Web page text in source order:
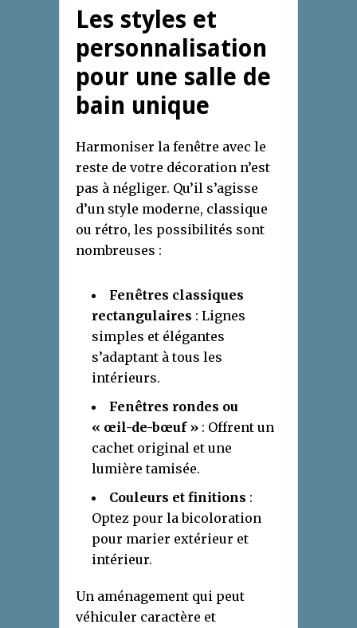
Les styles et
personnalisation
pour une salle de
bain unique
Harmoniser la fenêtre avec le
reste de votre décoration n’est
pas à négliger. Qu’il s’agisse
d’un style moderne, classique
ou rétro, les possibilités sont
nombreuses :
Fenêtres classiques
rectangulaires : Lignes
simples et élégantes
s’adaptant à tous les
intérieurs.
Fenêtres rondes ou
« œil-de-bœuf » : Offrent un
cachet original et une
lumière tamisée.
Couleurs et finitions :
Optez pour la bicoloration
pour marier extérieur et
intérieur.
Un aménagement qui peut
véhiculer caractère et